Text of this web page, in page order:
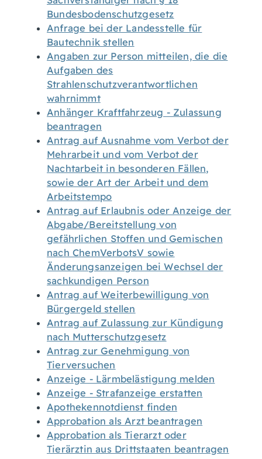
Bundesbodenschutzgesetz
Anfrage bei der Landesstelle für
Bautechnik stellen
Angaben zur Person mitteilen, die die
Aufgaben des
Strahlenschutzverantwortlichen
wahrnimmt
Anhänger Kraftfahrzeug - Zulassung
beantragen
Antrag auf Ausnahme vom Verbot der
Mehrarbeit und vom Verbot der
Nachtarbeit in besonderen Fällen,
sowie der Art der Arbeit und dem
Arbeitstempo
Antrag auf Erlaubnis oder Anzeige der
Abgabe/Bereitstellung von
gefährlichen Stoffen und Gemischen
nach ChemVerbotsV sowie
Änderungsanzeigen bei Wechsel der
sachkundigen Person
Antrag auf Weiterbewilligung von
Bürgergeld stellen
Antrag auf Zulassung zur Kündigung
nach Mutterschutzgesetz
Antrag zur Genehmigung von
Tierversuchen
Anzeige - Lärmbelästigung melden
Anzeige - Strafanzeige erstatten
Apothekennotdienst finden
Approbation als Arzt beantragen
Approbation als Tierarzt oder
Tierärztin aus Drittstaaten beantragen